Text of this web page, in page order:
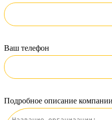
Ваш телефон
Подробное описание компании